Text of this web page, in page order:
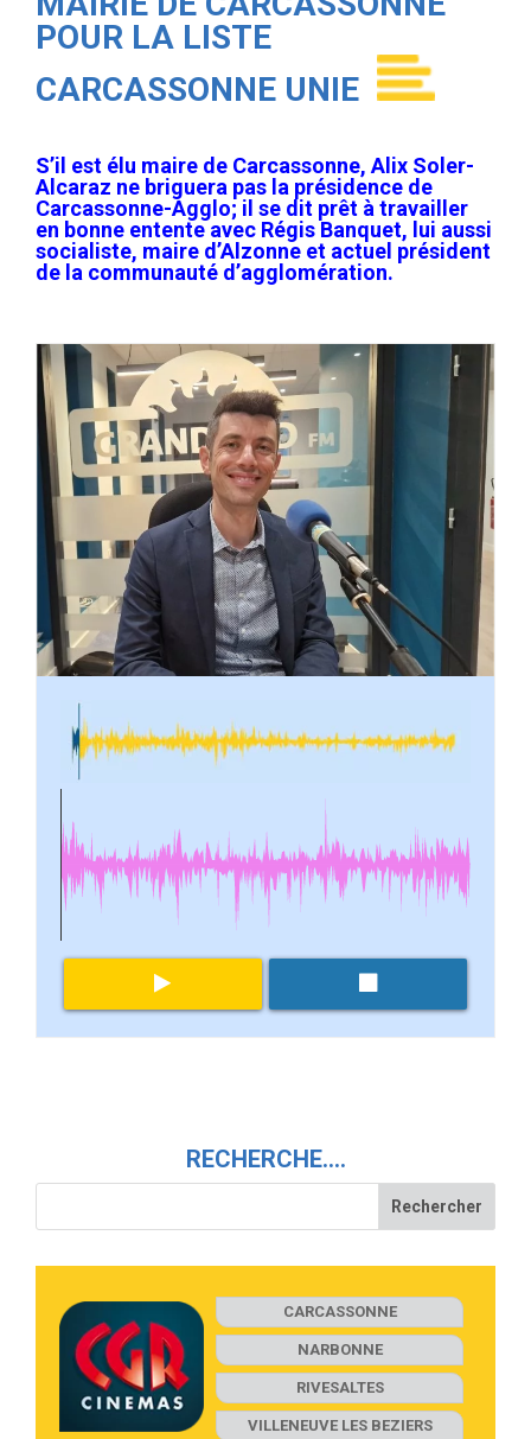
POUR LA LISTE
CARCASSONNE UNIE
S’il est élu maire de Carcassonne, Alix Soler-
Alcaraz ne briguera pas la présidence de
Carcassonne-Agglo; il se dit prêt à travailler
en bonne entente avec Régis Banquet, lui aussi
socialiste, maire d’Alzonne et actuel président
de la communauté d’agglomération.
RECHERCHE….
CARCASSONNE
NARBONNE
RIVESALTES
VILLENEUVE LES BEZIERS